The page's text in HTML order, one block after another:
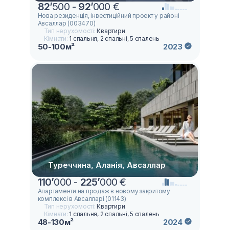
82’500 - 92’000 €
Нова резиденція, інвестиційний проект у районі
Авсаллар (003470)
Тип нерухомості:Квартири
Кімнати: 1 спальня, 2 спальні, 5 спалень
50-100м² 2023
Туреччина, Аланія, Авсаллар
110’000 - 225’000 €
Апартаменти на продаж в новому закритому
комплексі в Авсалларі (01143)
Тип нерухомості:Квартири
Кімнати: 1 спальня, 2 спальні, 5 спалень
48-130м² 2024